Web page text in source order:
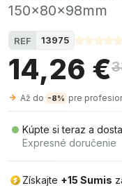
150x80x98mm
REF 13975
14,26 €
Až do -8% pre
Kúpte si teraz a
Expresné doručenie
Získajte +15 Sumis